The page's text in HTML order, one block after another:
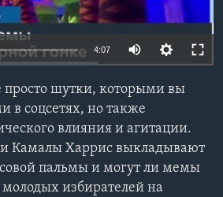
4:07
просто шутки, которыми вы
в соцсетях, но также
влияния и агитации.
Камалы Харрис выкладывают
пальмы и могут ли мемы
избирателей на